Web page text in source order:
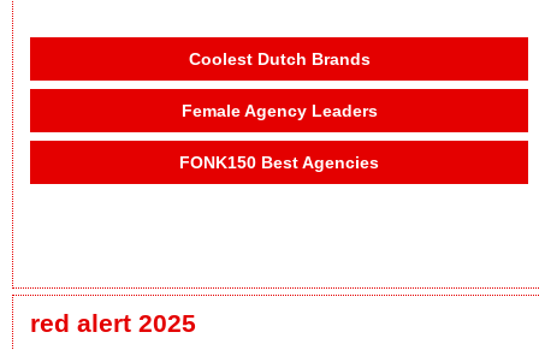
Coolest Dutch Brands
Female Agency Leaders
FONK150 Best Agencies
red alert 2025